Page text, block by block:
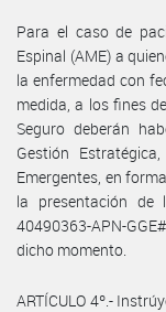
Para el caso de
Espinal (AME) a
la enfermedad con
medida, a los fines
Seguro deberán
Gestión
Emergentes, en
la presentación
40490363-APN-
dicho momento.
ARTÍCULO 4º.-